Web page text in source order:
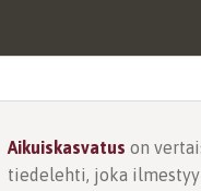
Aikuiskasvatus on
tiedelehti, joka